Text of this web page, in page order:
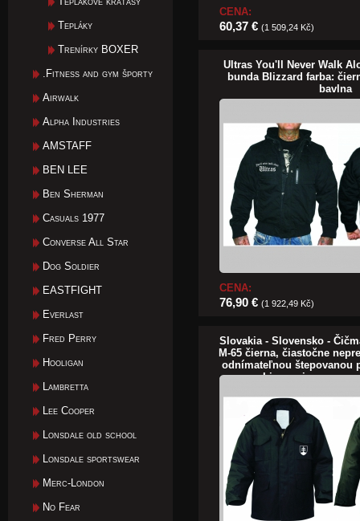
Tepláky
Trenírky BOXER
.Fitness and gym športy
Airwalk
Alpha Industries
AMSTAFF
BEN LEE
Ben Sherman
Casuals 1977
Converse All Star
Dog Soldier
EASTFIGHT
Everlast
Fred Perry
Hooligan
Lambretta
Lee Cooper
Lonsdale old school
Lonsdale sportswear
Merc-London
No Fear
CENA:
60,37 € (1 509,24 Kč)
Ultras You'll Never Walk
bunda Blizzard farba:
bavlna
CENA:
76,90 € (1 922,49 Kč)
Slovakia - Slovensko -
M-65 čierna, čiastočne
odnímateľnou štepovanou
Liner pripevnenou